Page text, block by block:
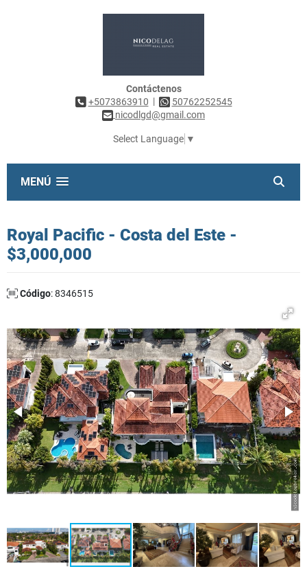
Contáctenos
+5073863910 |
50762252545
nicodlgd@gmail.com
Select Language ▼
MENÚ
Royal Pacific - Costa del Este -
$3,000,000
Código: 8346515